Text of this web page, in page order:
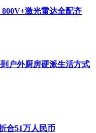
激光雷达全配齐
户外厨房硬派生活方式
合51万人民币